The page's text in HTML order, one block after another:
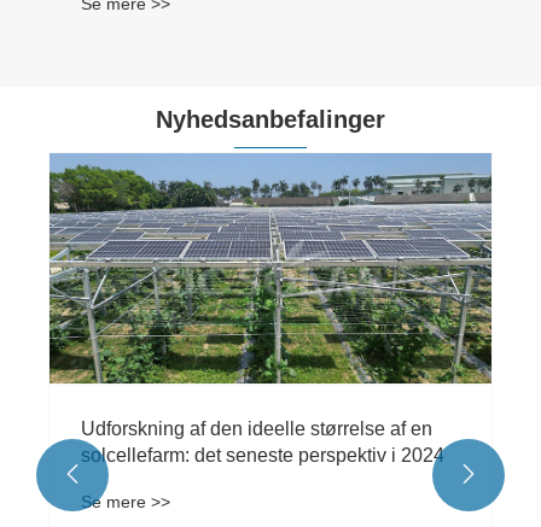
Se mere >>
Nyhedsanbefalinger
Udforskning af den ideelle størrelse af en
solcellefarm: det seneste perspektiv i 2024
Se mere >>
 